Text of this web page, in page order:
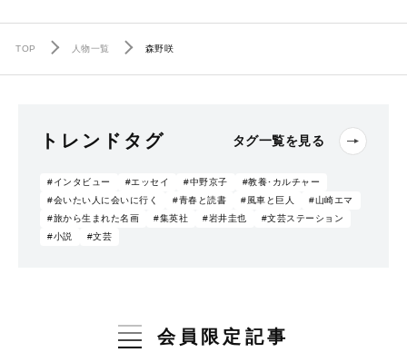
TOP 人物一覧 森野咲
トレンドタグ タグ一覧を見る
#インタビュー #エッセイ #中野京子
#教養･カルチャー
#会いたい人に会いに行く
#青春と読書 #風車と巨人
#山崎エマ
#旅から生まれた名画
#集英社 #岩井圭也
#文芸ステーション
#小説
#文芸
会員限定記事